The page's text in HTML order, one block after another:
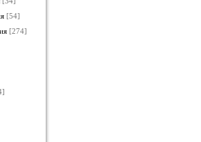
[54]
[274]